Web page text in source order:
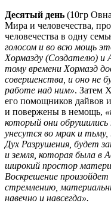
Десятый день (10гр
Мира и человечества,
человечества в одну
голосом и во всю мощь
Хормазду (Создателю)
тому времени Хормазд
совершенства, и оно не
работе над ним». Затем
его помощников дайвов
и повержены в немощь,
который они обрушились
унесутся во мрак и
Дух Разрушения, будет
и земля, которая была в
широкий простор
Воскрешение произойдет
стремлению,
навечно и навсегда».